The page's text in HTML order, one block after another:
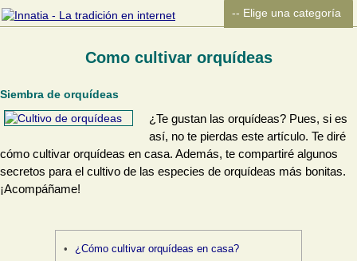
Como cultivar orquídeas
Siembra de orquídeas
¿Te gustan las orquídeas? Pues, si es
así, no te pierdas este artículo. Te diré
cómo cultivar orquídeas en casa. Además, te compartiré algunos
secretos para el cultivo de las especies de orquídeas más bonitas.
¡Acompáñame!
¿Cómo cultivar orquídeas en casa?